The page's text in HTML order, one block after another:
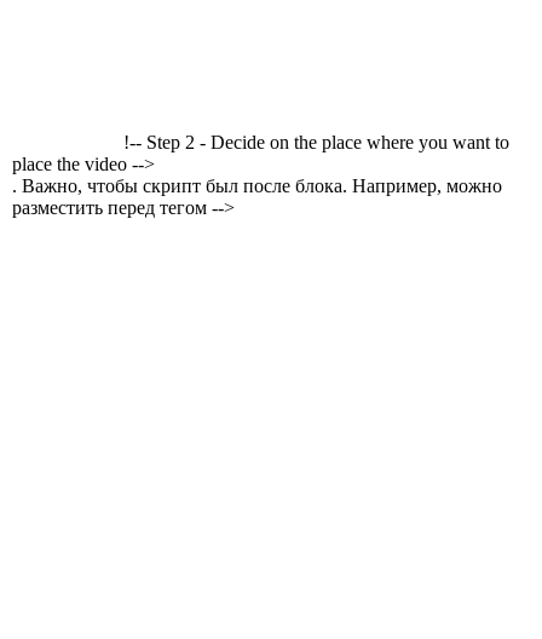
!-- Step 2 - Decide on the place where you want to
place the video -->
. Важно, чтобы скрипт был после блока. Например, можно
разместить перед тегом -->